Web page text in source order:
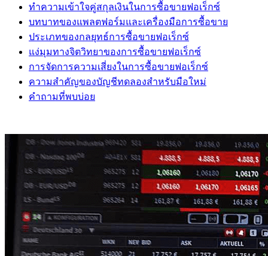
ทำความเข้าใจคู่สกุลเงินในการซื้อขายฟอเร็กซ์
บทบาทของแพลตฟอร์มและเครื่องมือการซื้อขาย
ประเภทของกลยุทธ์การซื้อขายฟอเร็กซ์
แง่มุมทางจิตวิทยาของการซื้อขายฟอเร็กซ์
การจัดการความเสี่ยงในการซื้อขายฟอเร็กซ์
ความสำคัญของบัญชีทดลองสำหรับมือใหม่
คำถามที่พบบ่อย